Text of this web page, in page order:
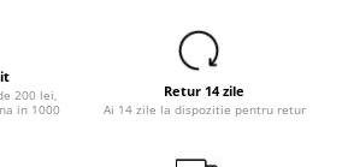
200 lei,
in 1000
Retur 14 zile
Ai 14 zile la dispozitie pentru retur